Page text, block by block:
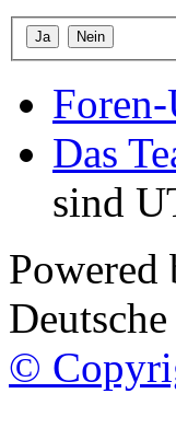
Das
sind
Powered
©